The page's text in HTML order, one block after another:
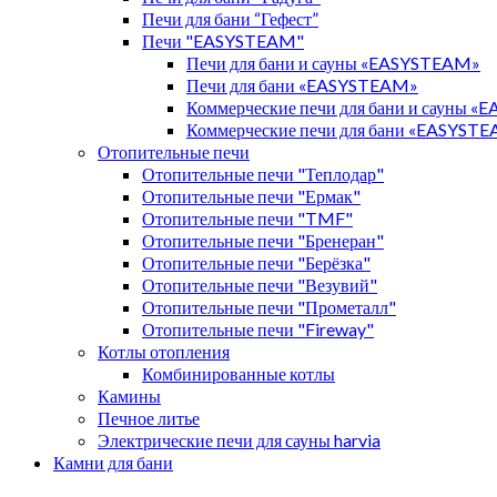
Печи для бани “Гефест”
Печи "EASYSTEAM"
Печи для бани и сауны «EASYSTEAM»
Печи для бани «EASYSTEAM»
Коммерческие печи для бани и сауны
Коммерческие печи для бани
Отопительные печи
Отопительные печи "Теплодар"
Отопительные печи "Ермак"
Отопительные печи "TMF"
Отопительные печи "Бренеран"
Отопительные печи "Берёзка"
Отопительные печи "Везувий"
Отопительные печи "Прометалл"
Отопительные печи "Fireway"
Котлы отопления
Комбинированные котлы
Камины
Печное литье
Электрические печи для сауны harvia
Камни для бани